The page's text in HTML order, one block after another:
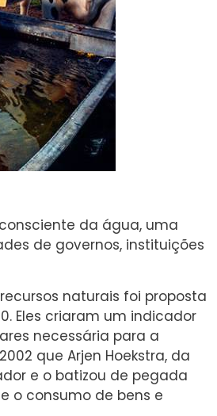
da água, uma
de governos, instituições
naturais foi proposta
Eles criaram um indicador
necessária para a
que Arjen Hoekstra, da
e o batizou de pegada
o consumo de bens e